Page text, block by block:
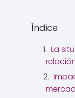
Índice
La